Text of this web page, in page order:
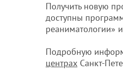
Получить новую
доступны
реаниматологии»
Подробную
центрах Санкт-